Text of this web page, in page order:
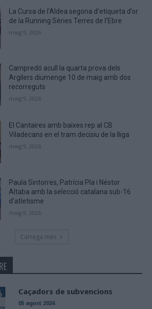
La Cursa de l’Aldea segona d’etiqueta d’or
de la Running Sèries Terres de l’Ebre
maig 9, 2026
Campredó acull la quarta prova dels
Argilers diumenge 10 de maig amb dos
recorreguts
maig 9, 2026
El Cantaires amb baixes rep al CB
Viladecans en el tram decisiu de la lliga
maig 9, 2026
Paula Sintorres, Patrícia Pla i Néstor
Altaba amb la selecció catalana sub-16
d’atletisme
maig 8, 2026
Carrega més
Caçadors de subvencions
05 agost 2026